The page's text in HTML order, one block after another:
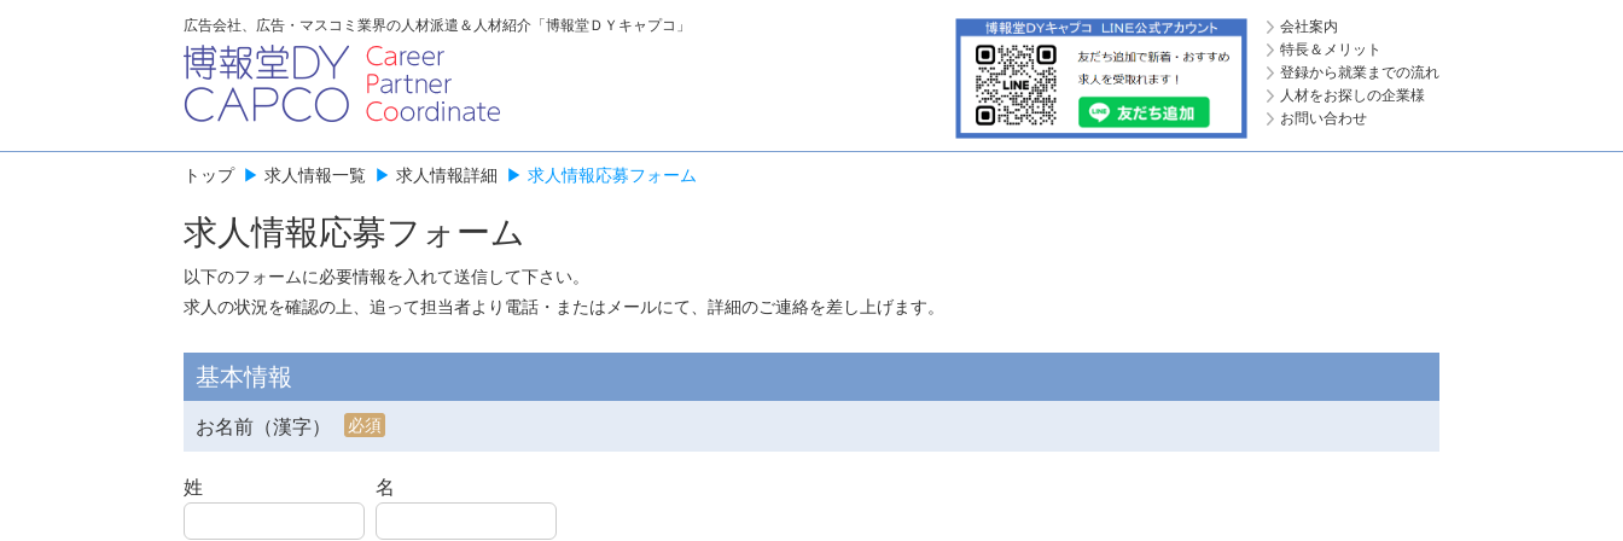
広告会社、広告・マスコミ業界の人材派遣＆人材紹介「博報堂ＤＹキャプコ」
会社案内
特長＆メリット
登録から就業までの流れ
人材をお探しの企業様
お問い合わせ
トップ ▶ 求人情報一覧 ▶ 求人情報詳細 ▶ 求人情報応募フォーム
求人情報応募フォーム
以下のフォームに必要情報を入れて送信して下さい。
求人の状況を確認の上、追って担当者より電話・またはメールにて、詳細のご連絡を差し上げます。
基本情報
お名前（漢字） 必須
姓 名